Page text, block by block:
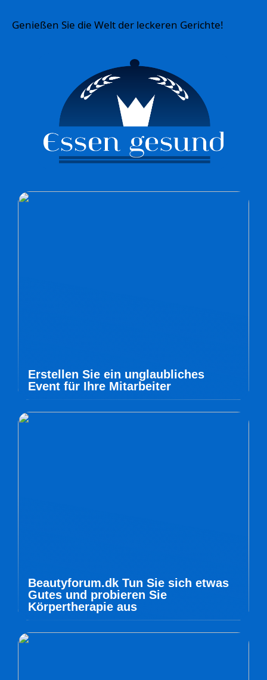
Genießen Sie die Welt der leckeren Gerichte!
Erstellen Sie ein unglaubliches
Event für Ihre Mitarbeiter
Beautyforum.dk Tun Sie sich etwas
Gutes und probieren Sie
Körpertherapie aus